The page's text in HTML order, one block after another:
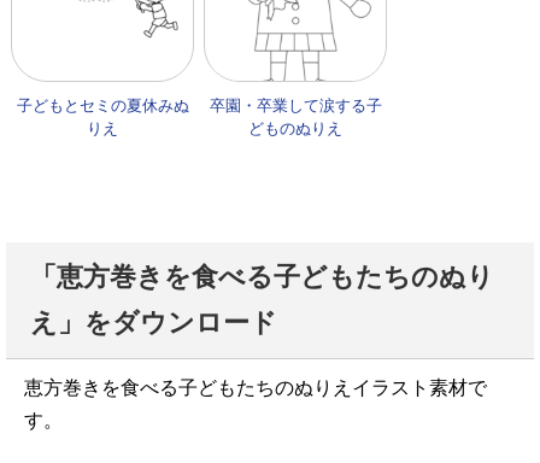
子どもとセミの夏休みぬ
りえ
卒園・卒業して涙する子
どものぬりえ
「恵方巻きを食べる子どもたちのぬり
え」をダウンロード
恵方巻きを食べる子どもたちのぬりえイラスト素材で
す。